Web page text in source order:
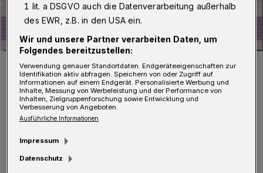
Der Schein zum Geburtstag. Das Foto stammt von Otto Krschak.
Foto: Sportstadt Wuppertal
1 lit. a DSGVO auch die Datenverarbeitung außerhalb
des EWR, z.B. in den USA ein.
Wir und unsere Partner verarbeiten Daten, um
Folgendes bereitzustellen:
Verwendung genauer Standortdaten. Endgeräteeigenschaften zur
Identifikation aktiv abfragen. Speichern von oder Zugriff auf
Informationen auf einem Endgerät. Personalisierte Werbung und
Inhalte, Messung von Werbeleistung und der Performance von
Inhalten, Zielgruppenforschung sowie Entwicklung und
Verbesserung von Angeboten.
Ausführliche Informationen
Impressum
Datenschutz